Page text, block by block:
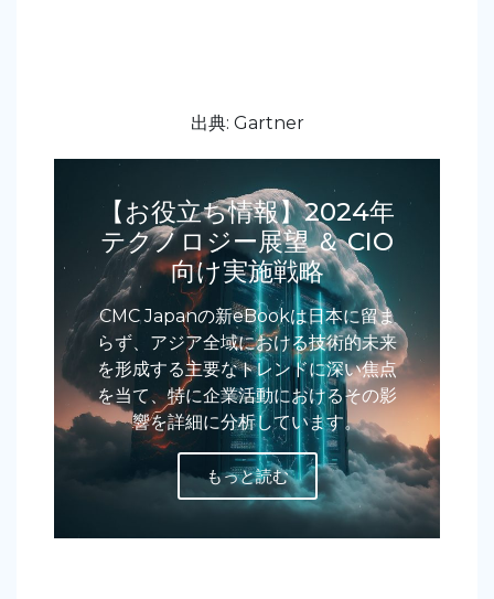
出典: Gartner
【お役立ち情報】2024年
テクノロジー展望 ＆ CIO
向け実施戦略
CMC Japanの新eBookは日本に留ま
らず、アジア全域における技術的未来
を形成する主要なトレンドに深い焦点
を当て、特に企業活動におけるその影
響を詳細に分析しています。
もっと読む